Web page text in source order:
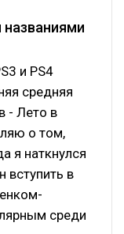
и PS4
средняя
- Лето в
о том,
я наткнулся
вступить в
среди